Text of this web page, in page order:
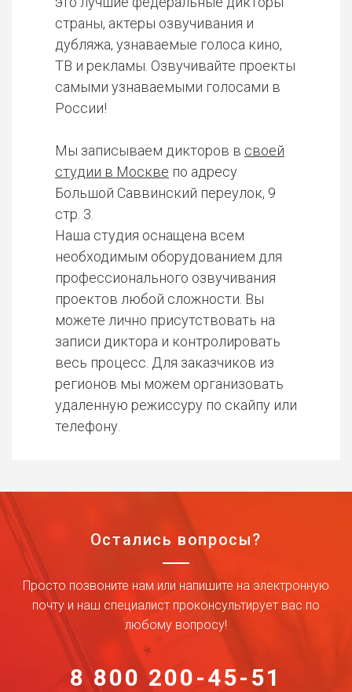
страны, актеры озвучивания и
дубляжа, узнаваемые голоса кино,
ТВ и рекламы. Озвучивайте проекты
самыми узнаваемыми голосами в
России!
Мы записываем дикторов в своей
студии в Москве по адресу
Большой Саввинский переулок, 9
стр. 3.
Наша студия оснащена всем
необходимым оборудованием для
профессионального озвучивания
проектов любой сложности. Вы
можете лично присутствовать на
записи диктора и контролировать
весь процесс. Для заказчиков из
регионов мы можем организовать
удаленную режиссуру по скайпу или
телефону.
Остались вопросы?
Просто позвоните нам или напишите на электронную
почту и наш специалист проконсультирует вас по
любому вопросу!
8 800 200-45-51